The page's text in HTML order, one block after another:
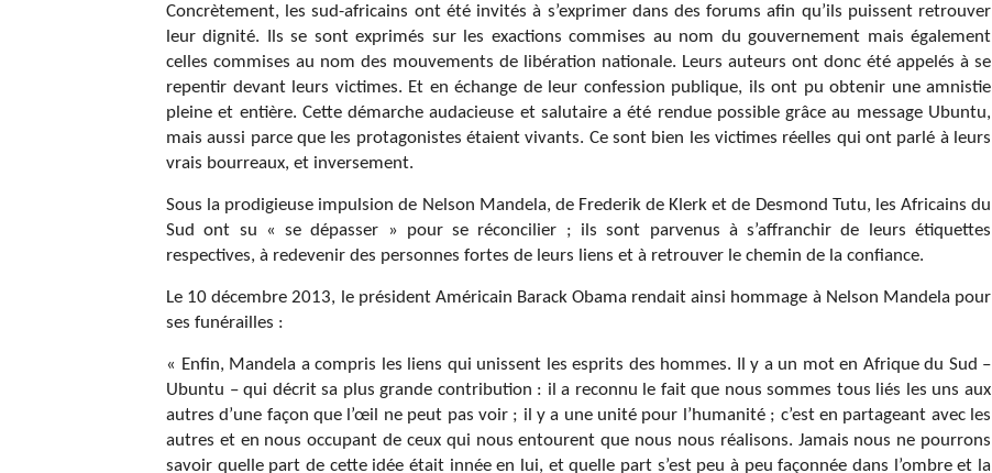
Concrètement, les sud-africains ont été invités à s’exprimer dans des forums afin qu’ils puissent retrouver
leur dignité. Ils se sont exprimés sur les exactions commises au nom du gouvernement mais également
celles commises au nom des mouvements de libération nationale. Leurs auteurs ont donc été appelés à se
repentir devant leurs victimes. Et en échange de leur confession publique, ils ont pu obtenir une amnistie
pleine et entière. Cette démarche audacieuse et salutaire a été rendue possible grâce au message Ubuntu,
mais aussi parce que les protagonistes étaient vivants. Ce sont bien les victimes réelles qui ont parlé à leurs
vrais bourreaux, et inversement.
Sous la prodigieuse impulsion de Nelson Mandela, de Frederik de Klerk et de Desmond Tutu, les Africains du
Sud ont su « se dépasser » pour se réconcilier ; ils sont parvenus à s’affranchir de leurs étiquettes
respectives, à redevenir des personnes fortes de leurs liens et à retrouver le chemin de la confiance.
Le 10 décembre 2013, le président Américain Barack Obama rendait ainsi hommage à Nelson Mandela pour
ses funérailles :
« Enfin, Mandela a compris les liens qui unissent les esprits des hommes. Il y a un mot en Afrique du Sud –
Ubuntu – qui décrit sa plus grande contribution : il a reconnu le fait que nous sommes tous liés les uns aux
autres d’une façon que l’œil ne peut pas voir ; il y a une unité pour l’humanité ; c’est en partageant avec les
autres et en nous occupant de ceux qui nous entourent que nous nous réalisons. Jamais nous ne pourrons
savoir quelle part de cette idée était innée en lui, et quelle part s’est peu à peu façonnée dans l’ombre et la